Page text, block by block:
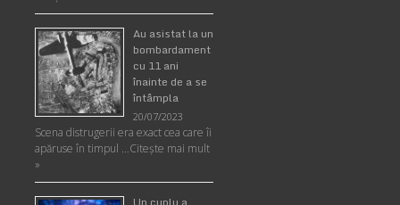
Au asistat la un
bombardament
cu 11 ani
înainte de a se
întâmpla
20/07/2023
Scena distrugerii era exact cea care îi
apăruse în timpul …Citește mai mult
»